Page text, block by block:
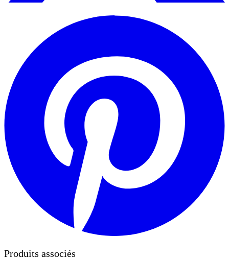
Produits associés